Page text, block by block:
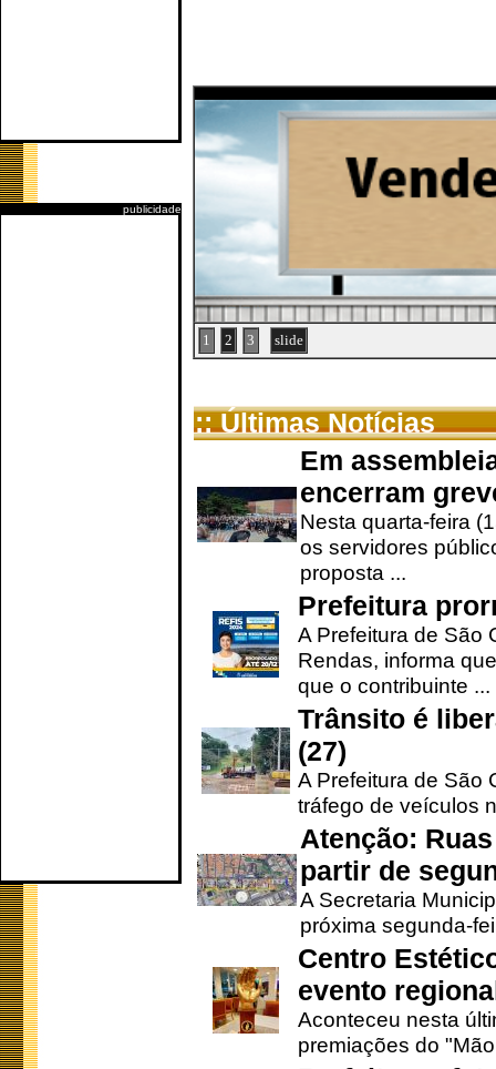
publicidade
1 2 3 slide
:: Últimas Notícias
Em
encerram
Nesta quarta-feira
os servidores
proposta ...
Prefeitura
A Prefeitura de São
Rendas, informa
que o contribuinte ...
Trânsito é
(27)
A Prefeitura de São
tráfego de veículos
Atenção:
partir de
A Secretaria
próxima segunda-
Centro
evento
Aconteceu nesta
premiações do